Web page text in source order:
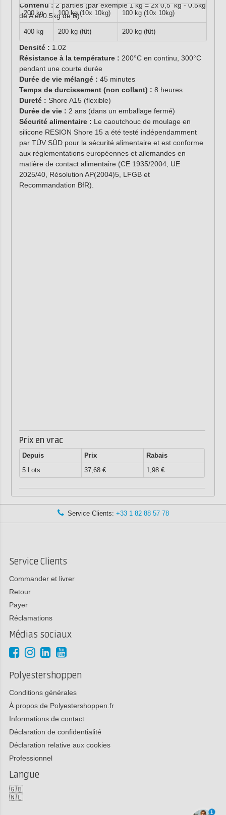
200 kg 100 kg (10x 10kg) 100 kg (10x 10kg)
400 kg 200 kg (fût) 200 kg (fût)
Contenu :2 parties (par exemple 1 kg = 2x 0,5 kg - 0.5kg
de A et 0.5kg de B)
Couleur :
bleu (composant A bleu, composant B blanc)
Densité : 1.02
Résistance à la température : 200°C en continu, 300°C
pendant une courte durée
Durée de vie mélangé : 45 minutes
Temps de durcissement (non collant) : 8 heures
Dureté : Shore A15 (flexible)
Durée de vie : 2 ans (dans un emballage fermé)
Sécurité alimentaire : Le caoutchouc de moulage en
silicone RESION Shore 15 a été testé indépendamment
par TÜV SÜD pour la sécurité alimentaire et est conforme
aux réglementations européennes et allemandes en
matière de contact alimentaire (CE 1935/2004, UE
2025/40, Résolution AP(2004)5, LFGB et
Recommandation BfR).
Prix en vrac
Depuis Prix
Rabais
5 Lots
37,68 € 1,98 €
Service Clients: +33 1 82 88 57 78
Service Clients
Commander et livrer
Retour
Payer
Réclamations
Médias sociaux
Polyestershoppen
Conditions générales
À propos de Polyestershoppen.fr
Informations de contact
Déclaration de confidentialité
Déclaration relative aux cookies
Professionnel
Langue
🇬🇧
🇳🇱
1